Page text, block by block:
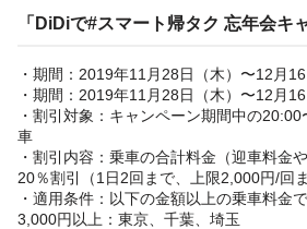
「DiDiで#スマート帰タク 忘年会キ
・期間：2019年11月28日（木）〜12月16
・期間：2019年11月28日（木）〜12月16
・割引対象：キャンペーン期間中の
車
・割引内容：乗車の合計料金（迎車料金
20％割引（1日2回まで、上限2,000円/回ま
・適用条件：以下の金額以上の乗車料金
3,000円以上：東京、千葉、埼玉